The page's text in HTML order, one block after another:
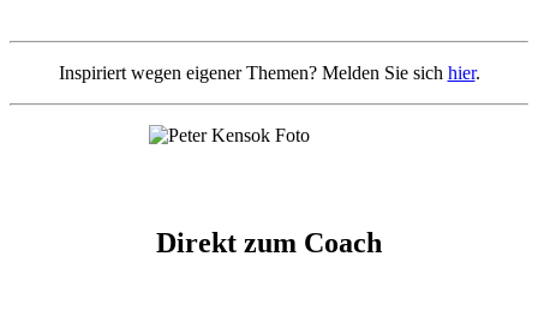
Inspiriert wegen eigener Themen? Melden Sie sich hier.
Direkt zum Coach